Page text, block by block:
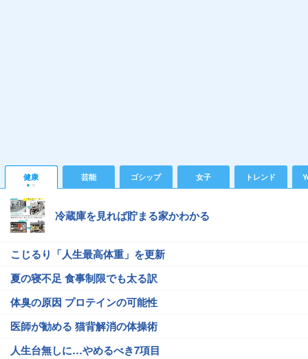
健康 芸能 ゴシップ 女子 トレンド
冷蔵庫を見れば貯まる家かわかる
こじるり「人生最高体重」を更新
夏の寝不足 食事制限でも太る訳
体臭の原因 プロテインの可能性
医師が勧める 猫背解消の体操術
人生台無しに…やめるべき7項目